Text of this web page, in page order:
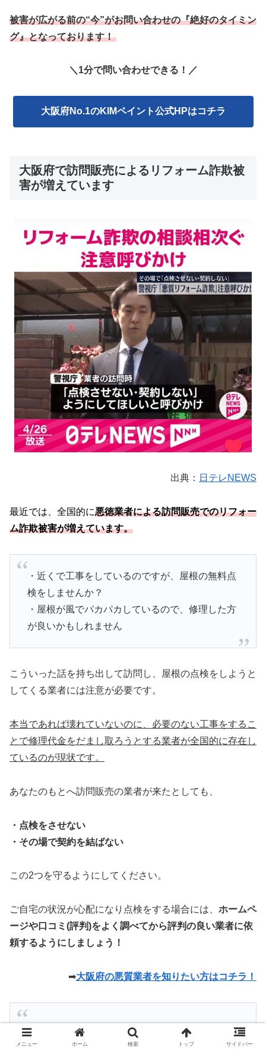
被害が広がる前の“今”がお問い合わせの『絶好のタイミン
グ』となっております！
＼1分で問い合わせできる！／
大阪府No.1のKIMペイント公式HPはコチラ
大阪府で訪問販売によるリフォーム詐欺被
害が増えています
出典： 日テレNEWS
最近では、全国的に悪徳業者による訪問販売でのリフォー
ム詐欺被害が増えています。
・近くで工事をしているのですが、屋根の無料点
検をしませんか？
・屋根が風でパカパカしているので、修理した方
が良いかもしれません
こういった話を持ち出して訪問し、屋根の点検をしようと
してくる業者には注意が必要です。
本当であれば壊れていないのに、必要のない工事をするこ
とで修理代金をだまし取ろうとする業者が全国的に存在し
ているのが現状です。
あなたのもとへ訪問販売の業者が来たとしても、
・点検をさせない
・その場で契約を結ばない
この2つを守るようにしてください。
ご自宅の状況が心配になり点検をする場合には、 ホームペ
ージや口コミ(評判)をよく調べてから評判の良い業者に依
頼するようにしましょう！
➡大阪府の悪質業者を知りたい方はコチラ！
メニュー ホーム 検索 トップ サイドバー